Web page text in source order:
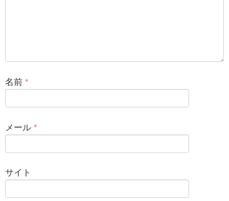
名前 *
メール *
サイト